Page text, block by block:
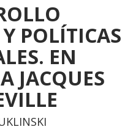
POLÍTICAS
EN
JACQUES